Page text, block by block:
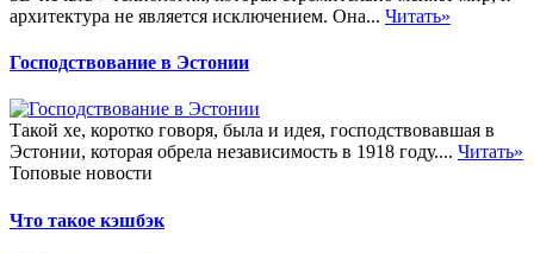
архитектура не является исключением. Она... Читать»
Господствование в Эстонии
Такой хе, коротко говоря, была и идея, господствовавшая в
Эстонии, которая обрела независимость в 1918 году.... Читать»
Топовые новости
Что такое кэшбэк